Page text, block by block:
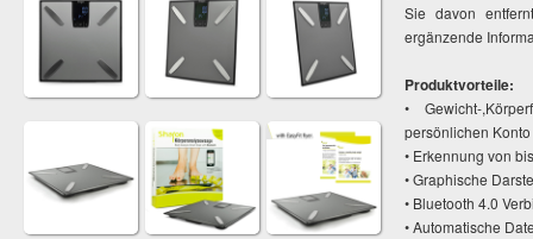
Sie davon
ergänzende
Produktvorteile:
• Gewicht-
persönlichen
• Erkennung von
• Graphische
• Bluetooth 4.0
• Automatische